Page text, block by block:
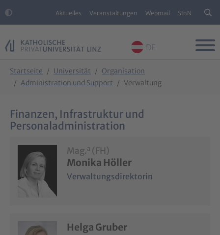
Aktuelles Veranstaltungen Webmail SInN
DE
Startseite Universität
Organisation
Administration und Support
Verwaltung
Finanzen, Infrastruktur und
Personaladministration
Mag.a (FH)
Monika Höller
Verwaltungsdirektorin
Helga Gruber